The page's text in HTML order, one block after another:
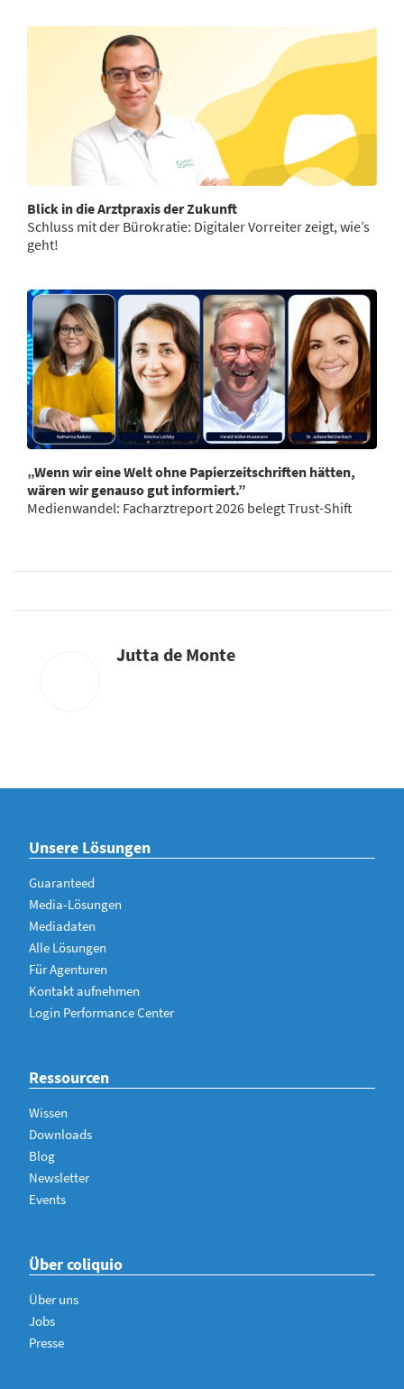
Blick in die Arztpraxis der Zukunft
Schluss mit der Bürokratie: Digitaler Vorreiter zeigt, wie’s
geht!
„Wenn wir eine Welt ohne Papierzeitschriften hätten,
wären wir genauso gut informiert.”
Medienwandel: Facharztreport 2026 belegt Trust-Shift
Jutta de Monte
Unsere Lösungen
Guaranteed
Media-Lösungen
Mediadaten
Alle Lösungen
Für Agenturen
Kontakt aufnehmen
Login Performance Center
Ressourcen
Wissen
Downloads
Blog
Newsletter
Events
Über coliquio
Über uns
Jobs
Presse